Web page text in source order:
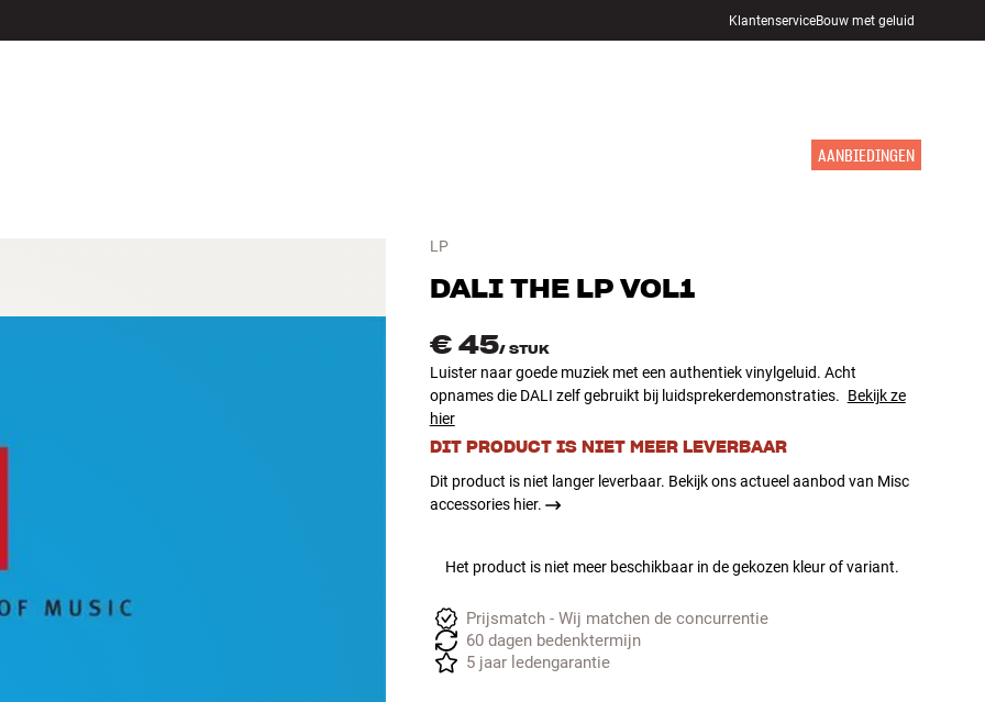
KlantenserviceBouw met geluid
AANBIEDINGEN
LP
DALI THE LP VOL1
€ 45/ STUK
Luister naar goede muziek met een authentiek vinylgeluid. Acht
opnames die DALI zelf gebruikt bij luidsprekerdemonstraties. Bekijk ze
hier
DIT PRODUCT IS NIET MEER LEVERBAAR
Dit product is niet langer leverbaar. Bekijk ons actueel aanbod van Misc
accessories hier.
Het product is niet meer beschikbaar in de gekozen kleur of variant.
Prijsmatch - Wij matchen de concurrentie
60 dagen bedenktermijn
5 jaar ledengarantie